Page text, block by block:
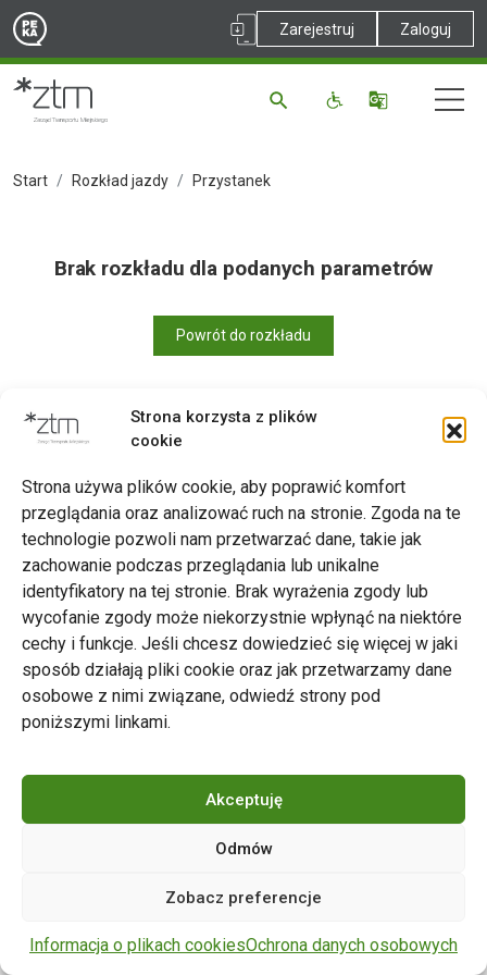
Strona korzysta z plików
cookie
Strona używa plików cookie, aby poprawić komfort
przeglądania oraz analizować ruch na stronie. Zgoda na te
technologie pozwoli nam przetwarzać dane, takie jak
zachowanie podczas przeglądania lub unikalne
identyfikatory na tej stronie. Brak wyrażenia zgody lub
wycofanie zgody może niekorzystnie wpłynąć na niektóre
cechy i funkcje. Jeśli chcesz dowiedzieć się więcej w jaki
sposób działają pliki cookie oraz jak przetwarzamy dane
osobowe z nimi związane, odwiedź strony pod
poniższymi linkami.
Akceptuję
Odmów
Zobacz preferencje
Informacja o plikach cookiesOchrona danych osobowych
Zarejestruj Zaloguj
Start Rozkład jazdy Przystanek
Brak rozkładu dla podanych parametrów
Powrót do rozkładu
Zarząd Transportu Miejskiego w Poznaniu
Napisz do nas
tel. 61 646 33 44
ul. Matejki 59, 60-770 Poznań
zastrzeżone.